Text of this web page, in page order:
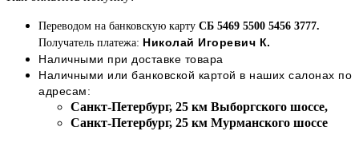
Переводом на банковскую карту СБ 5469 5500 5456 3777.
Получатель платежа: Николай Игоревич К.
Наличными при доставке товара
Наличными или банковской картой в наших салонах по
адресам:
Cанкт-Петербург, 25 км Выборгского шоссе,
Cанкт-Петербург, 25 км Мурманского шоссе